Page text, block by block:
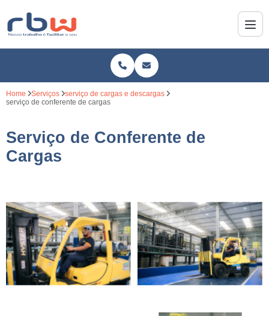
Home Serviços
serviço de cargas e descargas
serviço de conferente de cargas
Serviço de Conferente de
Cargas